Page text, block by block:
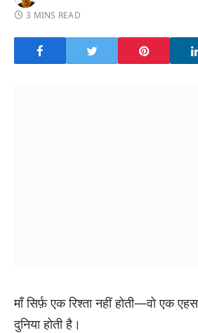
3 MINS READ
माँ सिर्फ़ एक रिश्ता नहीं होती—वो एक
दुनिया होती है।